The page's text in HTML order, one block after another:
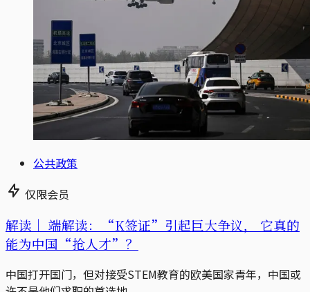
公共政策
仅限会员
解读｜ 端解读：“K签证”引起巨大争议， 它真的
能为中国“抢人才”？
中国打开国门，但对接受STEM教育的欧美国家青年，中国或